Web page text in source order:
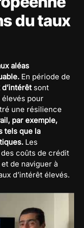
du taux
aléas
En période de
sont
élevés pour
une résilience
par exemple,
tels que la
Les
coûts de crédit
de naviguer à
d’intérêt élevés.